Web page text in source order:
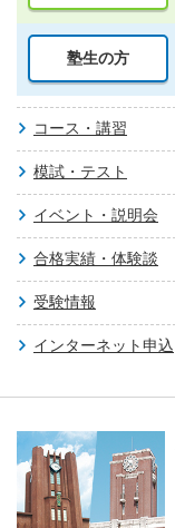
塾生の方
コース・講習
模試・テスト
イベント・説明会
合格実績・体験談
受験情報
インターネット申込